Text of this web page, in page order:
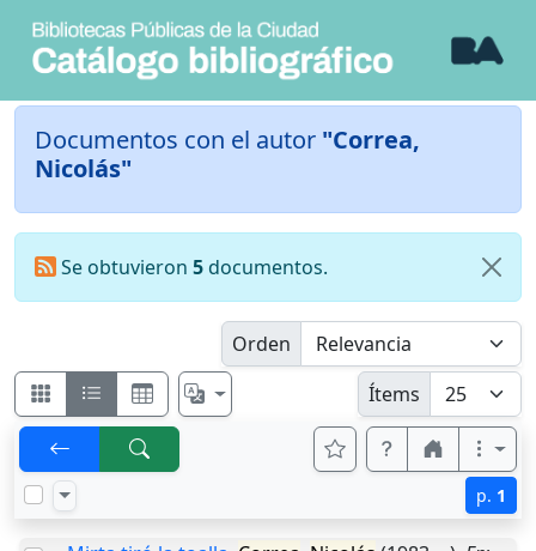
Documentos con el autor "Correa,
Nicolás"
Se obtuvieron 5documentos.
Orden
Ítems
p. 1